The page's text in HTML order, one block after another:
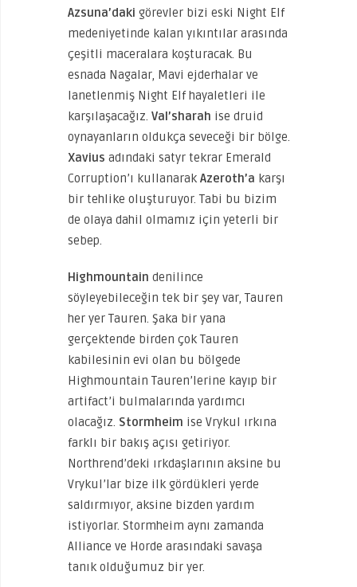
Azsuna’daki görevler bizi eski Night Elf
medeniyetinde kalan yıkıntılar arasında
çeşitli maceralara koşturacak. Bu
esnada Nagalar, Mavi ejderhalar ve
lanetlenmiş Night Elf hayaletleri ile
karşılaşacağız. Val’sharah ise druid
oynayanların oldukça seveceği bir bölge.
Xavius adındaki satyr tekrar Emerald
Corruption’ı kullanarak Azeroth’a karşı
bir tehlike oluşturuyor. Tabi bu bizim
de olaya dahil olmamız için yeterli bir
sebep.
Highmountain denilince
söyleyebileceğin tek bir şey var, Tauren
her yer Tauren. Şaka bir yana
gerçektende birden çok Tauren
kabilesinin evi olan bu bölgede
Highmountain Tauren’lerine kayıp bir
artifact’i bulmalarında yardımcı
olacağız. Stormheim ise Vrykul ırkına
farklı bir bakış açısı getiriyor.
Northrend’deki ırkdaşlarının aksine bu
Vrykul’lar bize ilk gördükleri yerde
saldırmıyor, aksine bizden yardım
istiyorlar. Stormheim aynı zamanda
Alliance ve Horde arasındaki savaşa
tanık olduğumuz bir yer.